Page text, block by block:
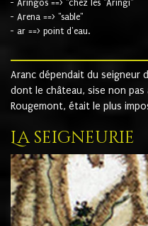
- Aringos ==> "chez les "Aringi"
- Arena ==> "sable"
- ar ==> point d'eau.
Aranc dépendait du seigneur
dont le château, sise non pas
Rougemont, était le plus
La seigneurie